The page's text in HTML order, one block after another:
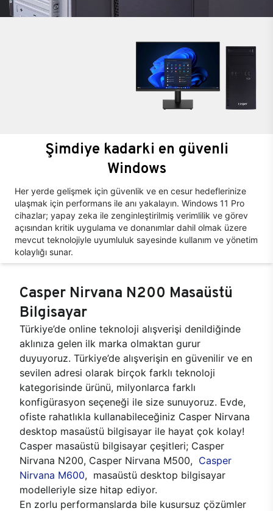
Şimdiye kadarki en güvenli
Windows
Her yerde gelişmek için güvenlik ve en cesur hedeflerinize
ulaşmak için performans ile anı yakalayın. Windows 11 Pro
cihazlar; yapay zeka ile zenginleştirilmiş verimlilik ve görev
açısından kritik uygulama ve donanımlar dahil olmak üzere
mevcut teknolojiyle uyumluluk sayesinde kullanım ve yönetim
kolaylığı sunar.
Casper Nirvana N200 Masaüstü
Bilgisayar
Türkiye’de online teknoloji alışverişi denildiğinde
aklınıza gelen ilk marka olmaktan gurur
duyuyoruz. Türkiye’de alışverişin en güvenilir ve en
sevilen adresi olarak birçok farklı teknoloji
kategorisinde ürünü, milyonlarca farklı
konfigürasyon seçeneği ile size sunuyoruz. Evde,
ofiste rahatlıkla kullanabileceğiniz Casper Nirvana
desktop masaüstü bilgisayar ile hayat çok kolay!
Casper masaüstü bilgisayar çeşitleri; Casper
Nirvana N200, Casper Nirvana M500, Casper
Nirvana M600, masaüstü desktop bilgisayar
modelleriyle size hitap ediyor.
En zorlu performanslarda bile kusursuz çözümler